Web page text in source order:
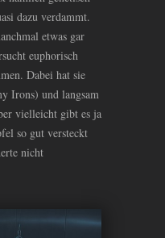
dazu verdammt.
etwas gar
euphorisch
Dabei hat sie
Irons) und langsam
vielleicht gibt es ja
so gut versteckt
nicht